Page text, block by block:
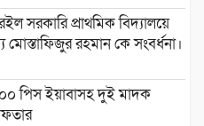
সরকারি প্রাথমিক বিদ্যালয়ে
রহমান কে সংবর্ধনা।
পিস ইয়াবাসহ দুই মাদক